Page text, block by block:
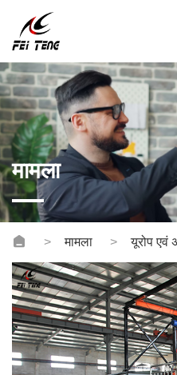
उत्पाद
मामला
समाचार
संपर्क
वीडियो
मामला
मामला यूरोप एवं